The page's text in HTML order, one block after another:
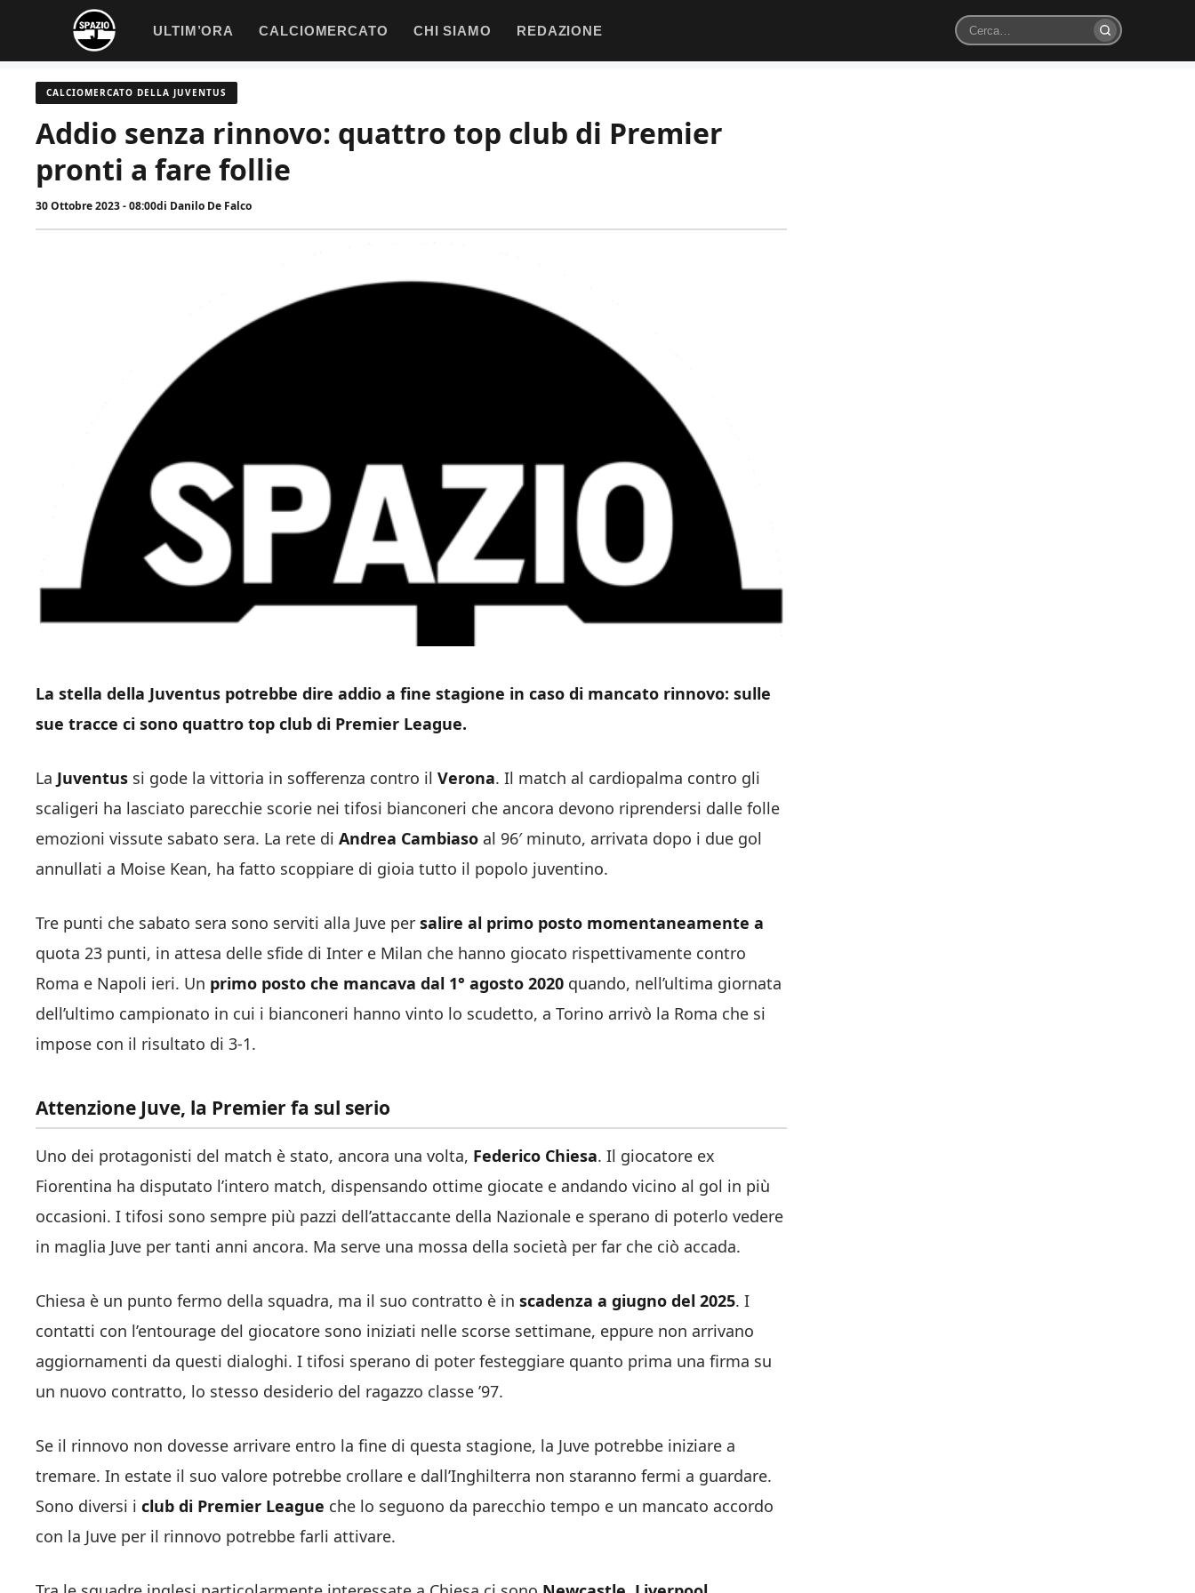
contenuto
ULTIM’ORA CALCIOMERCATO CHI SIAMO REDAZIONE
Cerca
CALCIOMERCATO DELLA JUVENTUS
Addio senza rinnovo: quattro top club di Premier
pronti a fare follie
30 Ottobre 2023 - 08:00di Danilo De Falco
La stella della Juventus potrebbe dire addio a fine stagione in caso di mancato rinnovo: sulle
sue tracce ci sono quattro top club di Premier League.
La Juventus si gode la vittoria in sofferenza contro il Verona. Il match al cardiopalma contro gli
scaligeri ha lasciato parecchie scorie nei tifosi bianconeri che ancora devono riprendersi dalle folle
emozioni vissute sabato sera. La rete di Andrea Cambiaso al 96′ minuto, arrivata dopo i due gol
annullati a Moise Kean, ha fatto scoppiare di gioia tutto il popolo juventino.
Tre punti che sabato sera sono serviti alla Juve per salire al primo posto momentaneamente a
quota 23 punti, in attesa delle sfide di Inter e Milan che hanno giocato rispettivamente contro
Roma e Napoli ieri. Un primo posto che mancava dal 1° agosto 2020 quando, nell’ultima giornata
dell’ultimo campionato in cui i bianconeri hanno vinto lo scudetto, a Torino arrivò la Roma che si
impose con il risultato di 3-1.
Attenzione Juve, la Premier fa sul serio
Uno dei protagonisti del match è stato, ancora una volta, Federico Chiesa. Il giocatore ex
Fiorentina ha disputato l’intero match, dispensando ottime giocate e andando vicino al gol in più
occasioni. I tifosi sono sempre più pazzi dell’attaccante della Nazionale e sperano di poterlo vedere
in maglia Juve per tanti anni ancora. Ma serve una mossa della società per far che ciò accada.
Chiesa è un punto fermo della squadra, ma il suo contratto è in scadenza a giugno del 2025. I
contatti con l’entourage del giocatore sono iniziati nelle scorse settimane, eppure non arrivano
aggiornamenti da questi dialoghi. I tifosi sperano di poter festeggiare quanto prima una firma su
un nuovo contratto, lo stesso desiderio del ragazzo classe ’97.
Se il rinnovo non dovesse arrivare entro la fine di questa stagione, la Juve potrebbe iniziare a
tremare. In estate il suo valore potrebbe crollare e dall’Inghilterra non staranno fermi a guardare.
Sono diversi i club di Premier League che lo seguono da parecchio tempo e un mancato accordo
con la Juve per il rinnovo potrebbe farli attivare.